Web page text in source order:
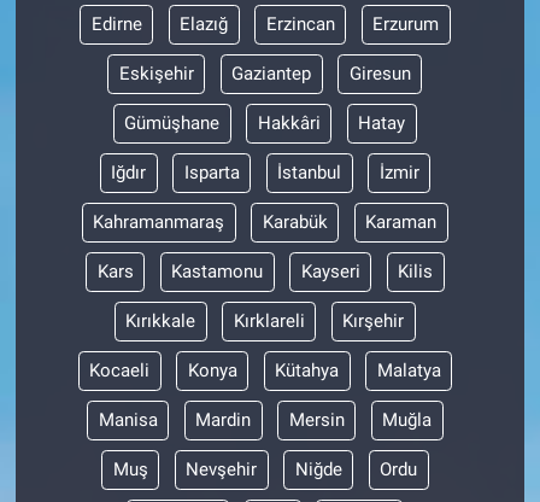
Edirne Elazığ Erzincan Erzurum
Eskişehir Gaziantep Giresun
Gümüşhane Hakkâri Hatay
Iğdır Isparta İstanbul İzmir
Kahramanmaraş Karabük Karaman
Kars Kastamonu Kayseri Kilis
Kırıkkale Kırklareli Kırşehir
Kocaeli Konya Kütahya Malatya
Manisa Mardin Mersin Muğla
Muş Nevşehir Niğde Ordu